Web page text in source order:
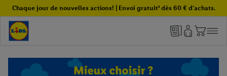
Chaque jour de nouvelles actions! | Envoi gratuit¹ dès 60 € d'achats.